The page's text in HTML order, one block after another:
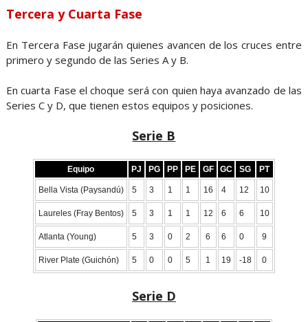
Tercera y Cuarta Fase
En Tercera Fase jugarán quienes avancen de los cruces entre
primero y segundo de las Series A y B.
En cuarta Fase el choque será con quien haya avanzado de las
Series C y D, que tienen estos equipos y posiciones.
Serie B
Equipo PJ PG PP PE GF GC SG PT
Bella Vista (Paysandú) 5 3 1 1 16 4 12 10
Laureles (Fray Bentos) 5 3 1 1 12 6 6 10
Atlanta (Young) 5 3 0 2 6 6 0 9
River Plate (Guichón) 5 0 0 5 1 19 -18 0
Serie D